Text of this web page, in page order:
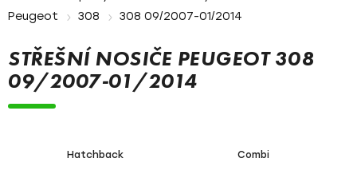
Peugeot
308 308 09/2007-01/2014
STŘEŠNÍ NOSIČE PEUGEOT 308
09/2007-01/2014
Hatchback Combi